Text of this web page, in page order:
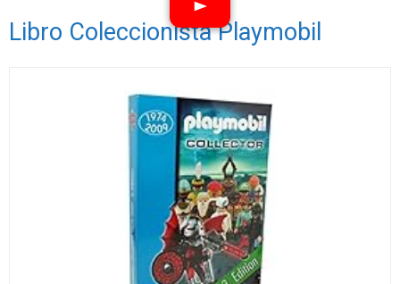
Libro Coleccionista Playmobil